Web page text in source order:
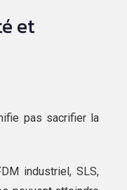
et
pas sacrifier la
industriel, SLS,